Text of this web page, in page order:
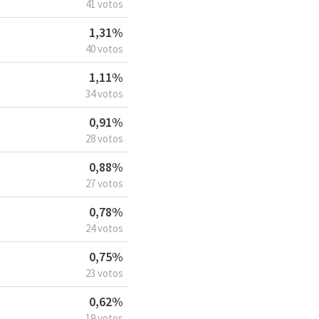
41 votos
1,31%
40 votos
1,11%
34 votos
0,91%
28 votos
0,88%
27 votos
0,78%
24 votos
0,75%
23 votos
0,62%